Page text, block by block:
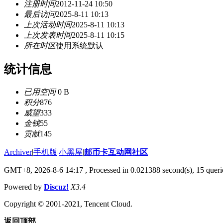
注册时间2012-11-24 10:50
最后访问2025-8-11 10:13
上次活动时间2025-8-11 10:13
上次发表时间2025-8-11 10:15
所在时区使用系统默认
统计信息
已用空间0 B
积分876
威望333
金钱55
贡献145
Archiver|手机版|小黑屋|邮币卡互动网社区
GMT+8, 2026-8-6 14:17 , Processed in 0.021388 second(s), 15
Powered by Discuz! X3.4
Copyright © 2001-2021, Tencent Cloud.
返回顶部